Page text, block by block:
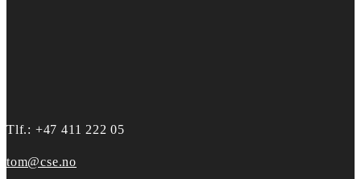
Tlf.: +47 411 222 05
tom@cse.no